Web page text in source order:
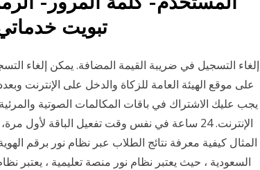
تبويت
إلغاء التسجيل في ضريبة القيمة المضافة. يمكن إلغاء
على موقع الهيئة العامة للزكاة والدخل على الإنترنت
الإنترنت. 24 ساعة في نفس وقت تفعيل الباقة
السعودية ، حيث يعتبر نظام نور منصة تعليمية ، يعتبر